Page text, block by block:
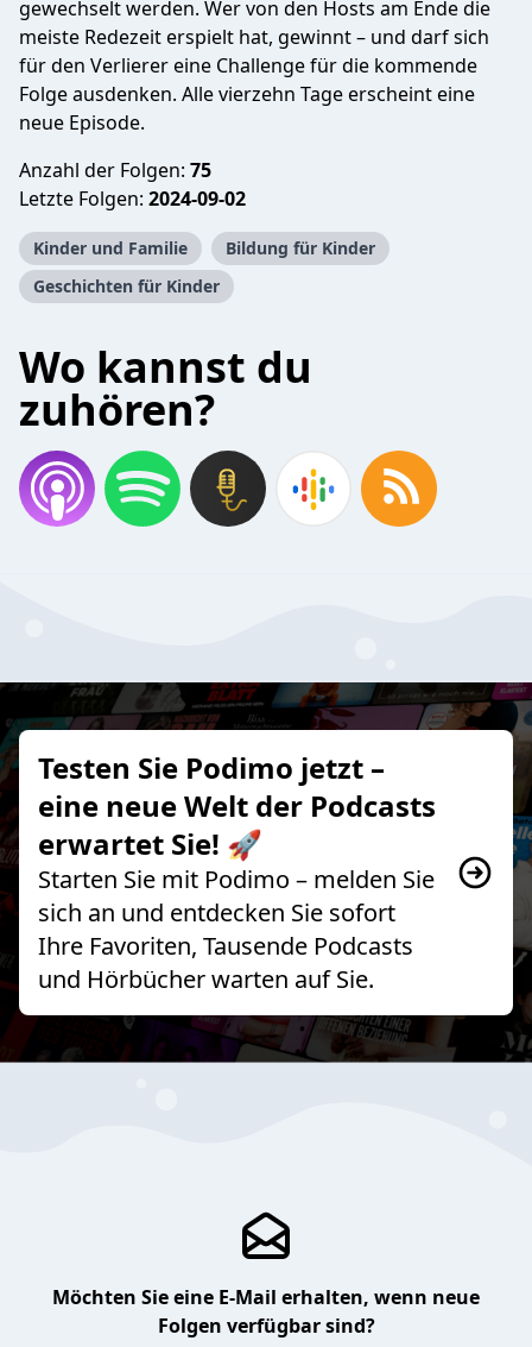
gewechselt werden. Wer von den Hosts am Ende die
meiste Redezeit erspielt hat, gewinnt – und darf sich
für den Verlierer eine Challenge für die kommende
Folge ausdenken. Alle vierzehn Tage erscheint eine
neue Episode.
Anzahl der Folgen: 75
Letzte Folgen: 2024-09-02
Kinder und Familie
Bildung für Kinder
Geschichten für Kinder
Wo kannst du
zuhören?
Testen Sie Podimo jetzt –
eine neue Welt der Podcasts
erwartet Sie! 🚀
Starten Sie mit Podimo – melden Sie
sich an und entdecken Sie sofort
Ihre Favoriten, Tausende Podcasts
und Hörbücher warten auf Sie.
Möchten Sie eine E-Mail erhalten, wenn neue
Folgen verfügbar sind?